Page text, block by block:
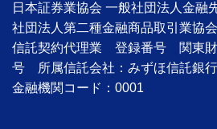
日本証券業協会 一般社団法人金
社団法人第二種金融商品取引業協会
信託契約代理業 登録番号 関東財
号 所属信託会社：みずほ信託銀
金融機関コード：0001